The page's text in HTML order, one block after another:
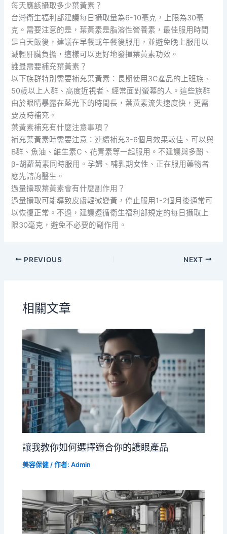
每天應該攝取多少葉黃素？
台灣衛生福利部建議每日攝取量為6-10毫克，上限為30毫
克。需要注意的是，葉黃素是脂溶性營養素，最佳服用時間
是白天飯後，建議在早餐或午餐後服用，並避免晚上服用以
減輕肝臟負擔，這樣可以更好地發揮葉黃素功效。
誰最需要補充葉黃素？
以下族群特別需要補充葉黃素：長期使用3C產品的上班族、
50歲以上人群、高度近視者、經常面對螢幕的人。這些族群
由於眼睛暴露在藍光下的時間長，葉黃素流失速度快，更需
要及時補充。
葉黃素補充有什麼注意事項？
補充葉黃素時需要注意：連續補充3-6個月效果較佳、可以與
B群、魚油、維生素C、花青素等一起服用。不建議與多酚、
β-胡蘿蔔素同時服用。孕婦、哺乳期女性、正在服用藥物者
應先諮詢醫生。
過量攝取葉黃素會有什麼副作用？
過量攝取可能導致皮膚輕微變黃，停止服用1-2個月後通常可
以恢復正常。不過，建議遵循衛生福利部規定的每日攝取上
限30毫克，避免不必要的副作用。
PREVIOUS NEXT
相關文章
讓我教你如何選擇適合你的護眼產品
美容保健 / 作者:Admin